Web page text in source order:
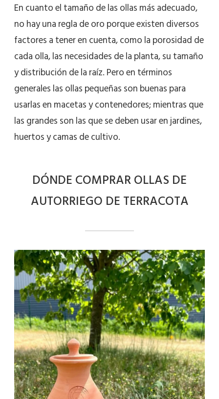
En cuanto el tamaño de las ollas más adecuado,
no hay una regla de oro porque existen diversos
factores a tener en cuenta, como la porosidad de
cada olla, las necesidades de la planta, su tamaño
y distribución de la raíz. Pero en términos
generales las ollas pequeñas son buenas para
usarlas en macetas y contenedores; mientras que
las grandes son las que se deben usar en jardines,
huertos y camas de cultivo.
DÓNDE COMPRAR OLLAS DE
AUTORRIEGO DE TERRACOTA